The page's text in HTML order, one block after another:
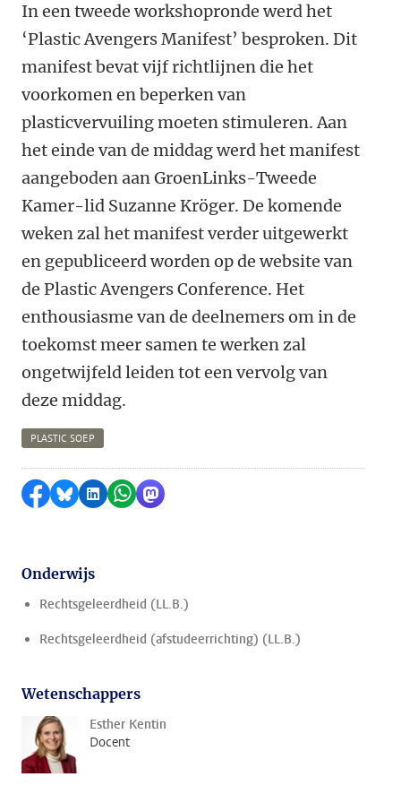
In een tweede workshopronde werd het
‘Plastic Avengers Manifest’ besproken. Dit
manifest bevat vijf richtlijnen die het
voorkomen en beperken van
plasticvervuiling moeten stimuleren. Aan
het einde van de middag werd het manifest
aangeboden aan GroenLinks-Tweede
Kamer-lid Suzanne Kröger. De komende
weken zal het manifest verder uitgewerkt
en gepubliceerd worden op de website van
de Plastic Avengers Conference. Het
enthousiasme van de deelnemers om in de
toekomst meer samen te werken zal
ongetwijfeld leiden tot een vervolg van
deze middag.
PLASTIC SOEP
Delen op Facebook
Delen via Bluesky
Delen op LinkedIn
Delen via WhatsApp
Delen via Mastodon
Onderwijs
Rechtsgeleerdheid (LL.B.)
Rechtsgeleerdheid (afstudeerrichting) (LL.B.)
Wetenschappers
Esther Kentin
Docent